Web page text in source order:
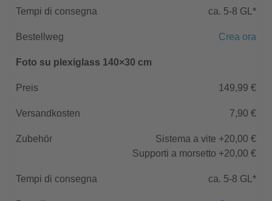
ca. 5-8 GL*
Crea ora
Foto su plexiglass 140×30 cm
149,99 €
7,90 €
Sistema a vite +20,00 €
Supporti a morsetto +20,00 €
ca. 5-8 GL*